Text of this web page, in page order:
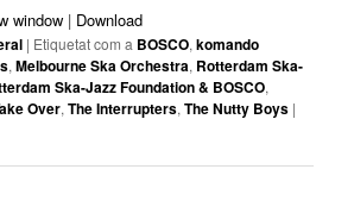
window | Download
| Etiquetat com a BOSCO,komando
,Melbourne Ska Orchestra, Rotterdam Ska-
Ska-Jazz Foundation & BOSCO,
Over,The Interrupters,The Nutty Boys |